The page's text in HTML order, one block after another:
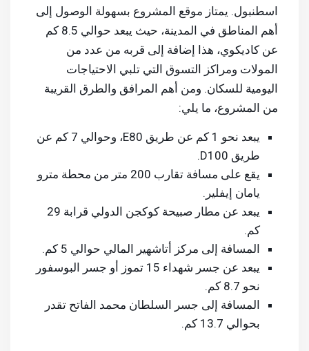
اسطنبول. يمتاز موقع المشروع بسهولة الوصول إلى
أهم المناطق في المدينة، حيث يبعد حوالي 8.5 كم
عن كاديكوي، هذا إضافة إلى قربه من عدد من
المولات ومراكز التسوق التي تلبي الاحتياجات
اليومية للسكان. ومن أهم المرافق والطرق القريبة
من المشروع، ما يلي:
يبعد نحو 1 كم عن طريق E80، وحوالي 7 كم عن
طريق D100.
يقع على مسافة تقارب 200 متر من محطة مترو
يامان إيفلير.
يبعد عن مطار صبيحة كوكجن الدولي قرابة 29
كم.
المسافة إلى مركز أتاشهير المالي حوالي 5 كم.
يبعد عن جسر شهداء 15 تموز أو جسر البوسفور
نحو 8.7 كم.
المسافة إلى جسر السلطان محمد الفاتح تقدر
بحوالي 13.7 كم.